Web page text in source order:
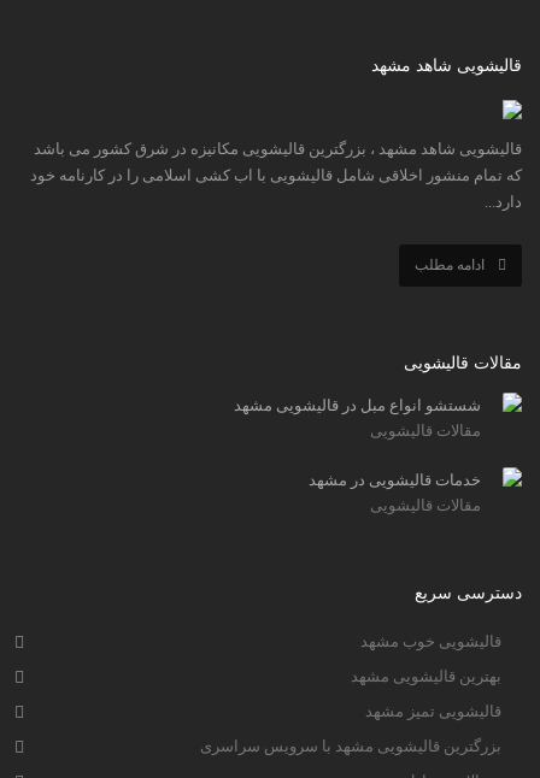
قالیشویی شاهد مشهد
قالیشویی شاهد مشهد ، بزرگترین قالیشویی مکانیزه در شرق کشور می باشد
که تمام منشور اخلاقی شامل قالیشویی با اب کشی اسلامی را در کارنامه خود
دارد...
ادامه مطلب
مقالات قالیشویی
شستشو انواع مبل در قالیشویی مشهد
مقالات قالیشویی
خدمات قالیشویی در مشهد
مقالات قالیشویی
دسترسی سریع
قالیشویی خوب مشهد
بهترین قالیشویی مشهد
قالیشویی تمیز مشهد
بزرگترین قالیشویی مشهد با سرویس سراسری